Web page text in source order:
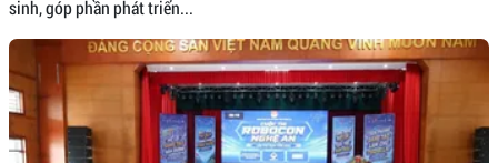
sinh, góp phần phát triển...